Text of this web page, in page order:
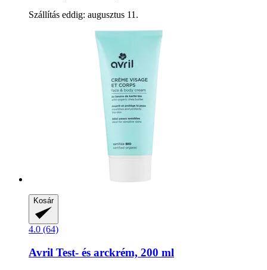
Szállítás eddig: augusztus 11.
Kosár
4.0 (64)
Avril Test-​ és arckrém, 200 ml